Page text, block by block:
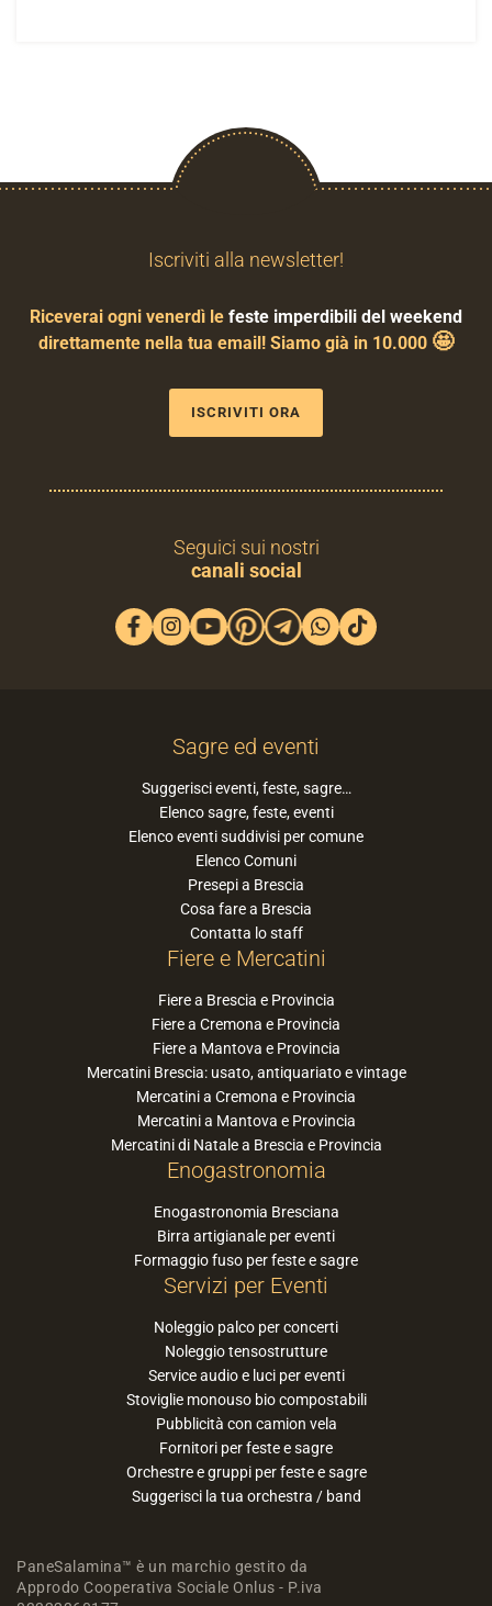
Iscriviti alla newsletter!
Riceverai ogni venerdì le feste imperdibili del weekend
direttamente nella tua email! Siamo già in 10.000 🤩
ISCRIVITI ORA
Seguici sui nostri
canali social
Sagre ed eventi
Suggerisci eventi, feste, sagre…
Elenco sagre, feste, eventi
Elenco eventi suddivisi per comune
Elenco Comuni
Presepi a Brescia
Cosa fare a Brescia
Contatta lo staff
Fiere e Mercatini
Fiere a Brescia e Provincia
Fiere a Cremona e Provincia
Fiere a Mantova e Provincia
Mercatini Brescia: usato, antiquariato e vintage
Mercatini a Cremona e Provincia
Mercatini a Mantova e Provincia
Mercatini di Natale a Brescia e Provincia
Enogastronomia
Enogastronomia Bresciana
Birra artigianale per eventi
Formaggio fuso per feste e sagre
Servizi per Eventi
Noleggio palco per concerti
Noleggio tensostrutture
Service audio e luci per eventi
Stoviglie monouso bio compostabili
Pubblicità con camion vela
Fornitori per feste e sagre
Orchestre e gruppi per feste e sagre
Suggerisci la tua orchestra / band
PaneSalamina™ è un marchio gestito da
Approdo Cooperativa Sociale Onlus - P.iva